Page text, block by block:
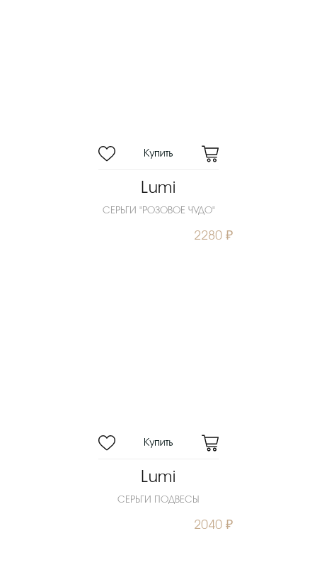
Lumi
СЕРЬГИ "РОЗОВОЕ ЧУДО"
2280 ₽
Lumi
СЕРЬГИ ПОДВЕСЫ
2040 ₽